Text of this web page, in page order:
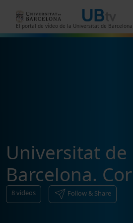
El portal de vídeo de la Universitat de Barcelona
Universitat de
Barcelona. Cor
8videos Follow & Share